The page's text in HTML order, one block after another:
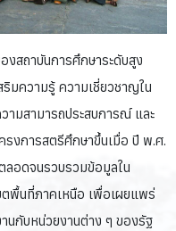
งสถาบันการศึกษาระดับสูง
มความรู้ ความเชี่ยวชาญใน
ามสามารถประสบการณ์ และ
งการสตรีศึกษาขึ้นเมื่อ ปี พ.ศ.
อดจนรวบรวมข้อมูลใน
ตพื้นที่ภาคเหนือ เพื่อเผยแพร่
นกับหน่วยงานต่าง ๆ ของรัฐ